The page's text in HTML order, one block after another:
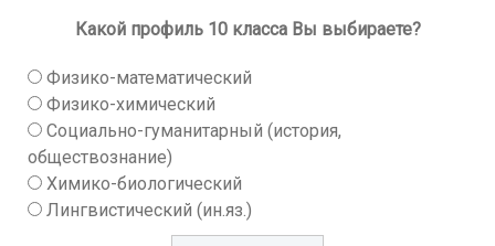
Какой профиль 10 класса Вы выбираете?
Физико-математический
Физико-химический
Социально-гуманитарный (история,
обществознание)
Химико-биологический
Лингвистический (ин.яз.)